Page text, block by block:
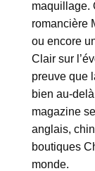
maquillage.
romancière
ou encore
Clair sur
preuve que
bien au-
magazine
anglais,
boutiques
monde.